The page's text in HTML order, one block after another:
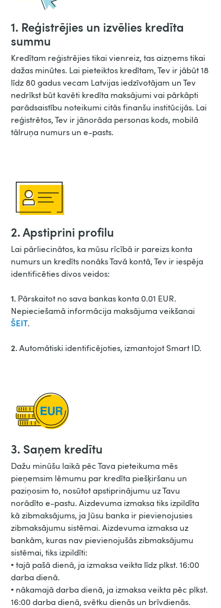
1. Reģistrējies un izvēlies kredīta
summu
Kredītam reģistrējies tikai vienreiz, tas aizņems tikai
dažas minūtes. Lai pieteiktos kredītam, Tev ir jābūt 18
līdz 80 gadus vecam Latvijas iedzīvotājam un Tev
nedrīkst būt kavēti kredīta maksājumi vai pārkāpti
parādsaistību noteikumi citās finanšu institūcijās. Lai
reģistrētos, Tev ir jānorāda personas kods, mobilā
tālruņa numurs un e-pasts.
2. Apstiprini profilu
Lai pārliecinātos, ka mūsu rīcībā ir pareizs konta
numurs un kredīts nonāks Tavā kontā, Tev ir iespēja
identificēties divos veidos:
1. Pārskaitot no sava bankas konta 0.01 EUR.
Nepieciešamā informācija maksājuma veikšanai
ŠEIT.
2.Automātiski identificējoties, izmantojot Smart ID.
3. Saņem kredītu
Dažu minūšu laikā pēc Tava pieteikuma mēs
pieņemsim lēmumu par kredīta piešķiršanu un
paziņosim to, nosūtot apstiprinājumu uz Tavu
norādīto e-pastu. Aizdevuma izmaksa tiks izpildīta
kā zibmaksājums, ja Jūsu banka ir pievienojusies
zibmaksājumu sistēmai. Aizdevuma izmaksa uz
bankām, kuras nav pievienojušās zibmaksājumu
sistēmai, tiks izpildīti:
• tajā pašā dienā, ja izmaksa veikta līdz plkst. 16:00
darba dienā.
• nākamajā darba dienā, ja izmaksa veikta pēc plkst.
16:00 darba dienā, svētku dienās un brīvdienās.